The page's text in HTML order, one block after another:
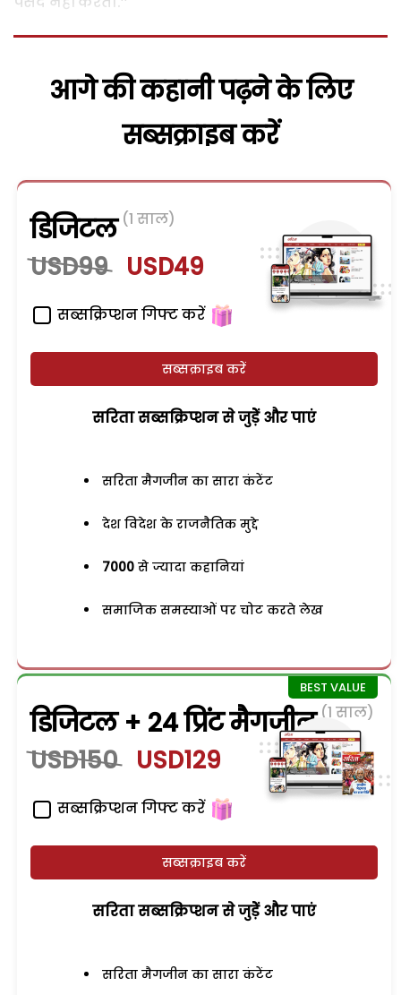
आगे की कहानी पढ़ने के लिए
सब्सक्राइब करें
डिजिटल (1 साल)
USD99 USD49
सब्सक्रिप्शन गिफ्ट करें
सब्सक्राइब करें
सरिता सब्सक्रिप्शन से जुड़ेें और पाएं
सरिता मैगजीन का सारा कंटेंट
देश विदेश के राजनैतिक मुद्दे
7000 से ज्यादा कहानियां
समाजिक समस्याओं पर चोट करते लेख
डिजिटल + 24 प्रिंट मैगजीन (1 साल)
USD150 USD129
सब्सक्रिप्शन गिफ्ट करें
सब्सक्राइब करें
सरिता सब्सक्रिप्शन से जुड़ेें और पाएं
सरिता मैगजीन का सारा कंटेंट